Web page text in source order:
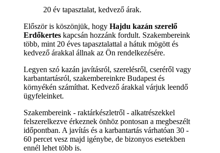
20 év tapasztalat, kedvező árak.
Először is köszönjük, hogy Hajdu kazán szerelő
Erdőkertes kapcsán hozzánk fordult. Szakembereink
több, mint 20 éves tapasztalattal a hátuk mögött és
kedvező árakkal állnak az Ön rendelkezésére.
Legyen szó kazán javításról, szerelésről, cseréről vagy
karbantartásról, szakembereinkre Budapest és
környékén számíthat. Kedvező árakkal várjuk leendő
ügyfeleinket.
Szakembereink - raktárkészletről - alkatrészekkel
felszerelkezve érkeznek önhöz pontosan a megbeszélt
időpontban. A javítás és a karbantartás várhatóan 30 -
60 percet vesz majd igénybe, de bizonyos esetekben
ennél lehet több is.